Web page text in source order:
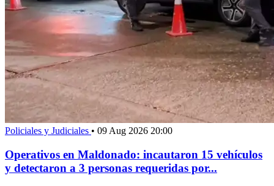
Policiales y Judiciales • 09 Aug 2026 20:00
Operativos en Maldonado: incautaron 15 vehículos
y detectaron a 3 personas requeridas por...